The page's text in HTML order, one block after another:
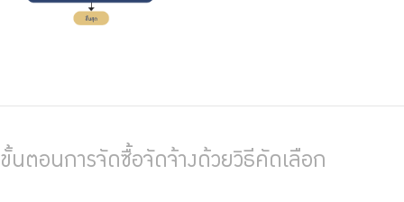
ขั้นตอนการจัดซื้อจัดจ้างด้วยวิธีคัดเลือก